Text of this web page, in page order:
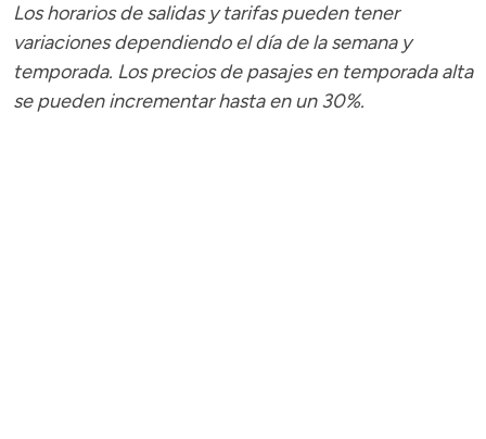
Los horarios de salidas y tarifas pueden tener
variaciones dependiendo el día de la semana y
temporada. Los precios de pasajesen temporada alta
se pueden incrementar hasta en un 30%.